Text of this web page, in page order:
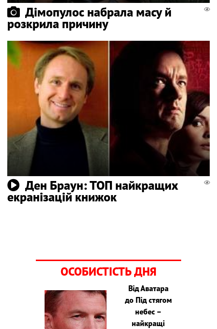
Дімопулос набрала масу й
розкрила причину
Ден Браун: ТОП найкращих
екранізацій книжок
ОСОБИСТІСТЬ ДНЯ
Від Аватара
до Під стягом
небес –
найкращі